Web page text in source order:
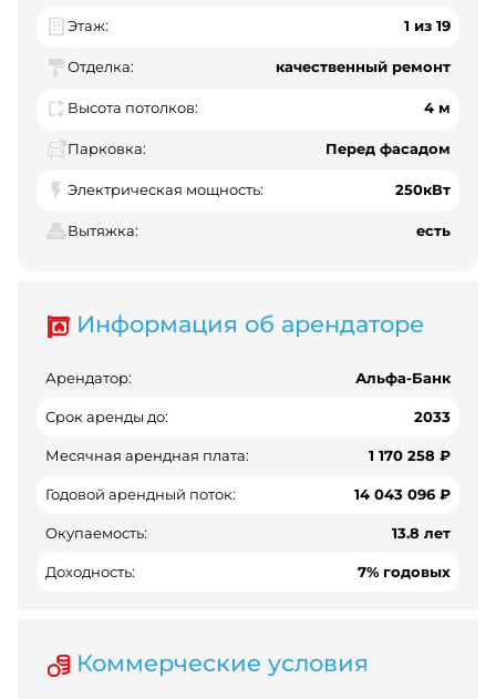
Этаж: 1 из 19
Отделка: качественный ремонт
Высота потолков: 4 м
Парковка: Перед фасадом
Электрическая мощность: 250кВт
Вытяжка: есть
Информация об арендаторе
Арендатор: Альфа-Банк
Срок аренды до: 2033
Месячная арендная плата: 1 170 258 ₽
Годовой арендный поток: 14 043 096 ₽
Окупаемость: 13.8 лет
Доходность: 7% годовых
Коммерческие условия